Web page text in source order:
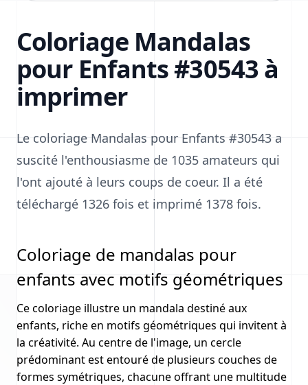
Coloriage Mandalas
pour Enfants #30543 à
imprimer
Le coloriage Mandalas pour Enfants #30543 a
suscité l'enthousiasme de 1035 amateurs qui
l'ont ajouté à leurs coups de coeur. Il a été
téléchargé 1326 fois et imprimé 1378 fois.
Coloriage de mandalas pour
enfants avec motifs géométriques
Ce coloriage illustre un mandala destiné aux
enfants, riche en motifs géométriques qui invitent à
la créativité. Au centre de l'image, un cercle
prédominant est entouré de plusieurs couches de
formes symétriques, chacune offrant une multitude